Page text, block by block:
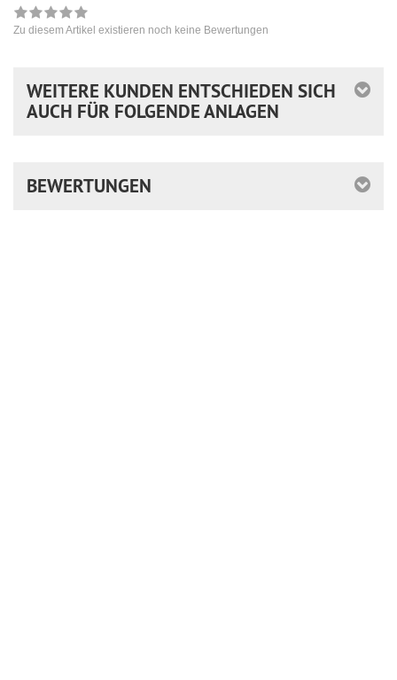
Zu diesem Artikel existieren noch keine Bewertungen
WEITERE KUNDEN ENTSCHIEDEN SICH
AUCH FÜR FOLGENDE ANLAGEN
BEWERTUNGEN